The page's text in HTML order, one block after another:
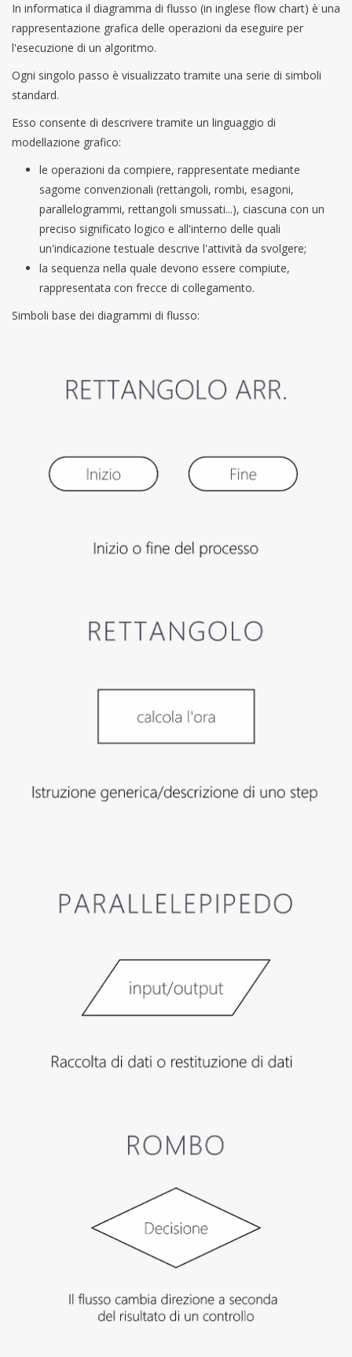
In informatica il diagramma di flusso (in inglese flow chart) è una
rappresentazione grafica delle operazioni da eseguire per
l'esecuzione di un algoritmo.
Ogni singolo passo è visualizzato tramite una serie di simboli
standard.
Esso consente di descrivere tramite un linguaggio di
modellazione grafico:
le operazioni da compiere, rappresentate mediante
sagome convenzionali (rettangoli, rombi, esagoni,
parallelogrammi, rettangoli smussati...), ciascuna con un
preciso significato logico e all'interno delle quali
un'indicazione testuale descrive l'attività da svolgere;
la sequenza nella quale devono essere compiute,
rappresentata con frecce di collegamento.
Simboli base dei diagrammi di flusso: